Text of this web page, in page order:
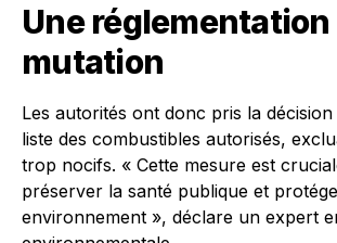
Une réglementation
mutation
Les autorités ont donc pris la
liste des combustibles autorisés,
trop nocifs. « Cette mesure est
préserver la santé publique et
environnement », déclare un expert